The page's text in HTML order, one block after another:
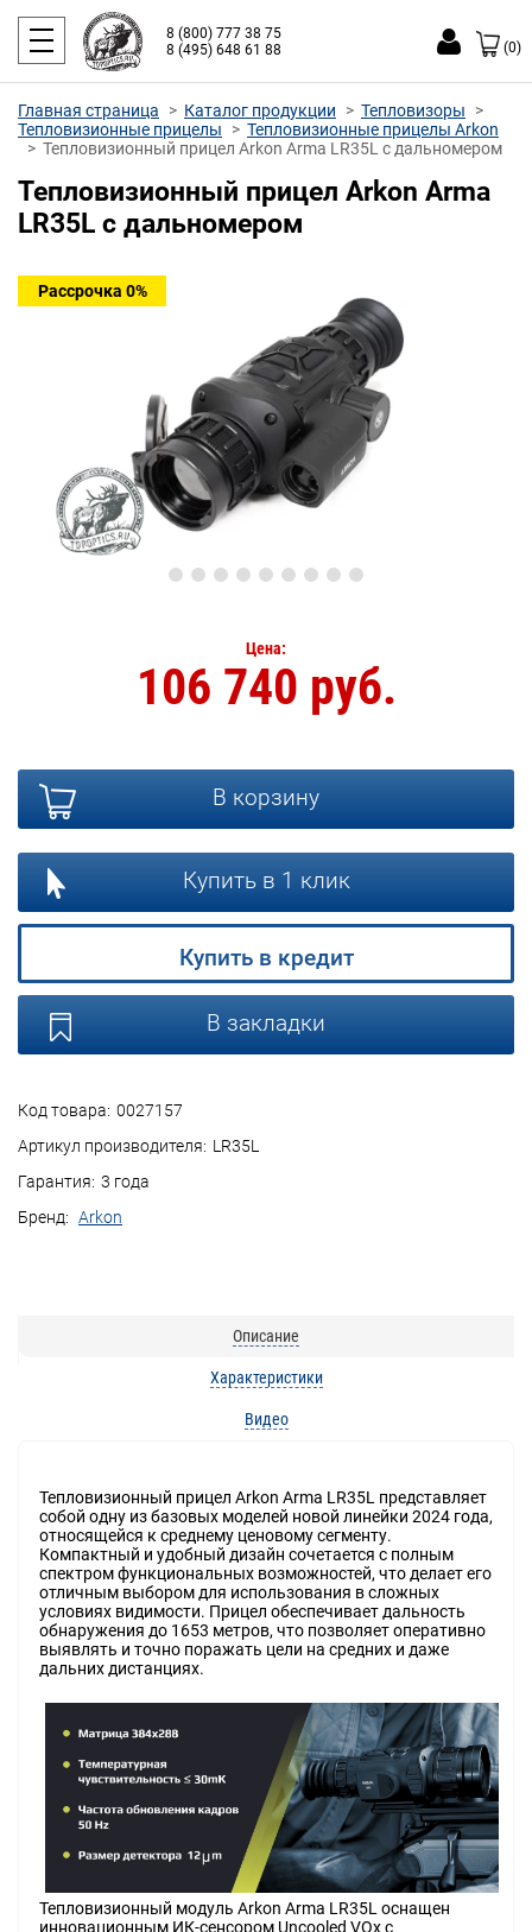
8 (800) 777 38 75
8 (495) 648 61 88
(0)
Главная страница Каталог продукции
Тепловизоры
Тепловизионные прицелы
Тепловизионные прицелы Arkon
Тепловизионный прицел Arkon Arma LR35L с дальномером
Тепловизионный прицел Arkon Arma
LR35L с дальномером
Рассрочка 0%
Код товара: 0027157
Артикул производителя: LR35L
Гарантия: 3 года
Бренд: Arkon
Цена:
106 740 руб.
В корзину
Купить в 1 клик
Купить в кредит
В закладки
Описание
Характеристики
Видео
Тепловизионный прицел Arkon Arma LR35L представляет
собой одну из базовых моделей новой линейки 2024 года,
относящейся к среднему ценовому сегменту.
Компактный и удобный дизайн сочетается с полным
спектром функциональных возможностей, что делает его
отличным выбором для использования в сложных
условиях видимости. Прицел обеспечивает дальность
обнаружения до 1653 метров, что позволяет оперативно
выявлять и точно поражать цели на средних и даже
дальних дистанциях.
Тепловизионный модуль Arkon Arma LR35L оснащен
инновационным ИК-сенсором Uncooled VOx с